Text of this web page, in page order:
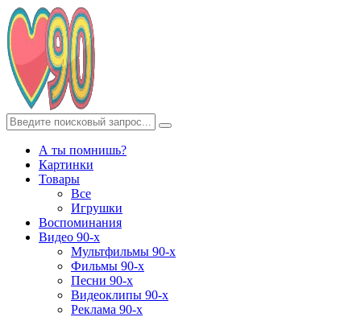
А ты помнишь?
Картинки
Товары
Все
Игрушки
Воспоминания
Видео 90-х
Мультфильмы 90-х
Фильмы 90-х
Песни 90-х
Видеоклипы 90-х
Реклама 90-х